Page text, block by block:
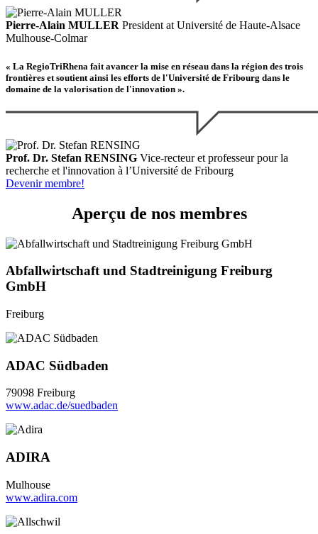
Pierre-Alain MULLER President at Université de Haute-Alsace
Mulhouse-Colmar
« La RegioTriRhena fait avancer la mise en réseau dans la région des trois
frontières et soutient ainsi les efforts de l'Université de Fribourg dans le
domaine de la valorisation de l'innovation ».
Prof. Dr. Stefan RENSING Vice-recteur et professeur pour la
recherche et l'innovation à l’Université de Fribourg
Devenir membre!
Aperçu de nos membres
Abfallwirtschaft und Stadtreinigung Freiburg
GmbH
Freiburg
ADAC Südbaden
79098 Freiburg
www.adac.de/suedbaden
ADIRA
Mulhouse
www.adira.com